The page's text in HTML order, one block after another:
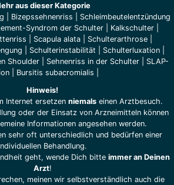
aus dieser Kategorie
Bizepssehnenriss
Schleimbeutelentzündung
Syndrom der Schulter| Kalkschulter|
Scapula alata Schulterarthrose
Schulterinstabilität Schulterluxation
Shoulder Sehnenriss in der Schulter
SLAP-
| Bursitis subacromialis
Hinweis!
Internet ersetzen niemalseinen Arztbesuch.
oder der Einsatz von Arzneimitteln können
Informationen angesehen werden.
sehr oft unterschiedlich und bedürfen einer
Behandlung.
geht, wende Dich bitte immer an Deinen
Arzt!
meinen wir selbstverständlich auch die